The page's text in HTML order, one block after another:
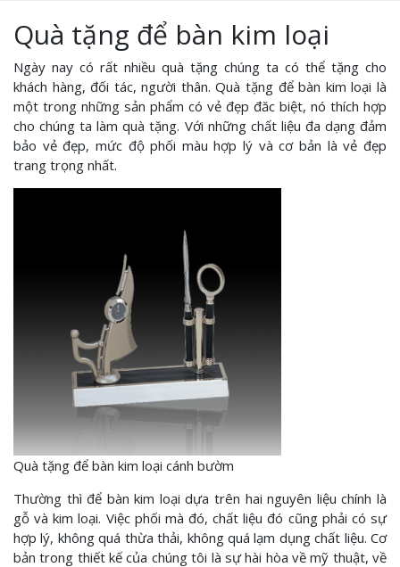
Quà tặng để bàn kim loại
Ngày nay có rất nhiều quà tặng chúng ta có thể tặng cho
khách hàng, đối tác, người thân. Quà tặng để bàn kim loại là
một trong những sản phẩm có vẻ đẹp đăc biệt, nó thích hợp
cho chúng ta làm quà tặng. Với những chất liệu đa dạng đảm
bảo vẻ đẹp, mức độ phối màu hợp lý và cơ bản là vẻ đẹp
trang trọng nhất.
Quà tặng để bàn kim loại cánh bườm
Thường thì để bàn kim loại dựa trên hai nguyên liệu chính là
gỗ và kim loại. Việc phối mà đó, chất liệu đó cũng phải có sự
hợp lý, không quá thừa thải, không quá lạm dụng chất liệu. Cơ
bản trong thiết kế của chúng tôi là sự hài hòa về mỹ thuật, về